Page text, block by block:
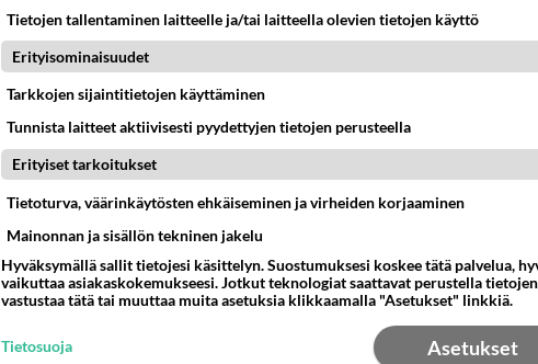
Tietojen tallentaminen laitteelle ja/tai laitteella olevien tietojen käyttö
Erityisominaisuudet
Tarkkojen sijaintitietojen käyttäminen
Tunnista laitteet aktiivisesti pyydettyjen tietojen perusteella
Erityiset tarkoitukset
Tietoturva, väärinkäytösten ehkäiseminen ja virheiden korjaaminen
Mainonnan ja sisällön tekninen jakelu
Hyväksymällä sallit tietojesi käsittelyn. Suostumuksesi koskee tätä palvelua,
vaikuttaa asiakaskokemukseesi. Jotkut teknologiat saattavat perustella
vastustaa tätä tai muuttaa muita asetuksia klikkaamalla "Asetukset" linkkiä.
Asetukset
Tietosuoja